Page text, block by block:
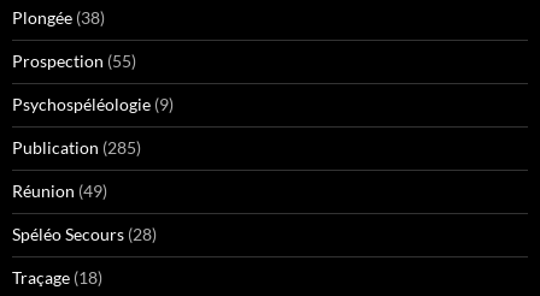
Plongée (38)
Prospection (55)
Psychospéléologie (9)
Publication (285)
Réunion (49)
Spéléo Secours (28)
Traçage (18)